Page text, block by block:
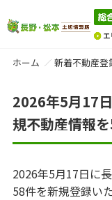
ホーム 新着不動産登
2026年5月17
規不動産情報
2026年5月17日に
58件を新規登録い